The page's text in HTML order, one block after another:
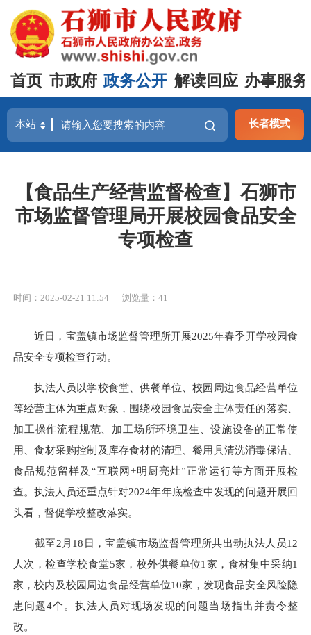
首页 市政府 政务公开 解读回应 办事服务
长者模式
【食品生产经营监督检查】石狮市
市场监督管理局开展校园食品安全
专项检查
时间：2025-02-21 11:54 浏览量： 41
近日，宝盖镇市场监督管理所开展2025年春季开学校园食
品安全专项检查行动。
执法人员以学校食堂、供餐单位、校园周边食品经营单位
等经营主体为重点对象，围绕校园食品安全主体责任的落实、
加工操作流程规范、加工场所环境卫生、设施设备的正常使
用、食材采购控制及库存食材的清理、餐用具清洗消毒保洁、
食品规范留样及“互联网+明厨亮灶”正常运行等方面开展检
查。执法人员还重点针对2024年年底检查中发现的问题开展回
头看，督促学校整改落实。
截至2月18日，宝盖镇市场监督管理所共出动执法人员12
人次，检查学校食堂5家，校外供餐单位1家，食材集中采纳1
家，校内及校园周边食品经营单位10家，发现食品安全风险隐
患问题4个。执法人员对现场发现的问题当场指出并责令整
改。